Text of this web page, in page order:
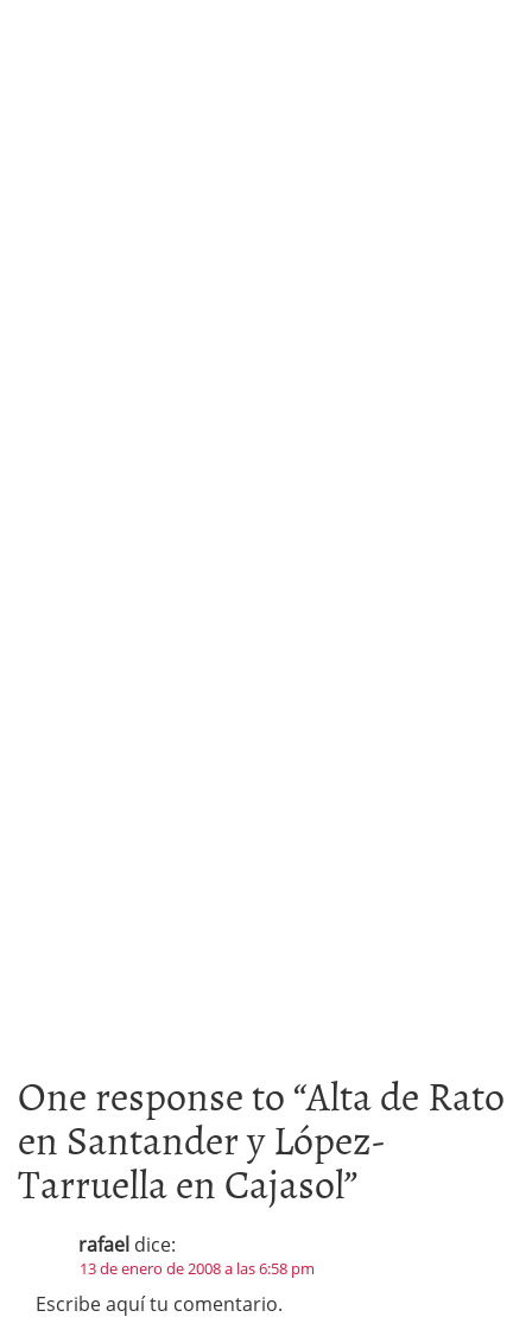
One response to “Alta de Rato
en Santander y López-
Tarruella en Cajasol”
rafael dice:
13 de enero de 2008 a las 6:58 pm
Escribe aquí tu comentario.